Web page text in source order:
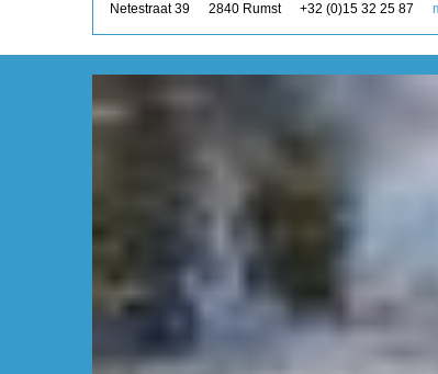
Netestraat 39 2840 Rumst +32 (0)15 32 25 87